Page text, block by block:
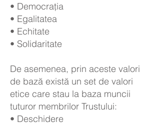
• Democrația
• Egalitatea
• Echitate
• Solidaritate
De asemenea, prin aceste valori
de bază există un set de valori
etice care stau la baza muncii
tuturor membrilor Trustului:
• Deschidere